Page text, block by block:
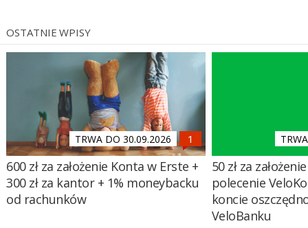
OSTATNIE WPISY
TRWA DO 30.09.2026
600 zł za założenie Konta w Erste +
300 zł za kantor + 1% moneybacku
od rachunków
50 zł za
polecenie
koncie
VeloBanku